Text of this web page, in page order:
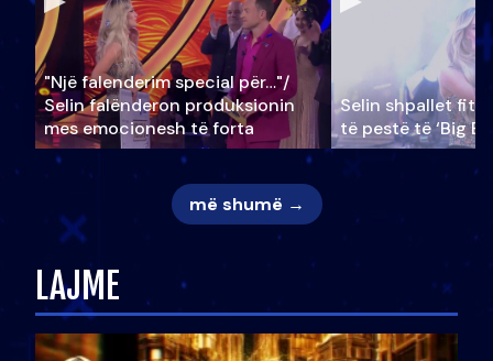
"Një falenderim special për…"/
Selin falënderon produksionin
mes emocionesh të forta
Selin shpallet
të pestë të ‘Big
më shumë →
LAJME